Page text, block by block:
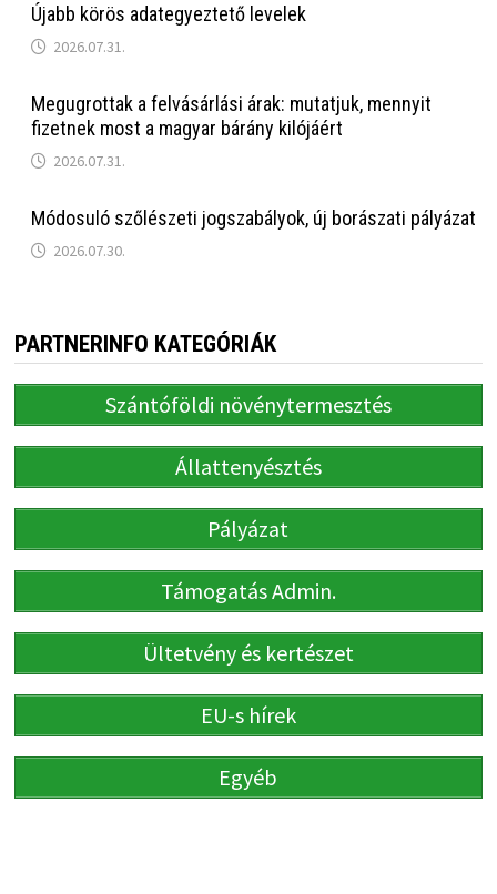
Újabb körös adategyeztető levelek
2026.07.31.
Megugrottak a felvásárlási árak: mutatjuk, mennyit
fizetnek most a magyar bárány kilójáért
2026.07.31.
Módosuló szőlészeti jogszabályok, új borászati pályázat
2026.07.30.
PARTNERINFO KATEGÓRIÁK
Szántóföldi növénytermesztés
Állattenyésztés
Pályázat
Támogatás Admin.
Ültetvény és kertészet
EU-s hírek
Egyéb